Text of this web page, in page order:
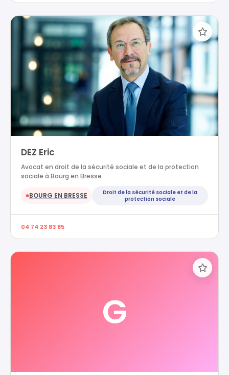
DEZ Eric
Avocat en droit de la sécurité sociale et de la protection
sociale à Bourg en Bresse
●BOURG EN BRESSE
Droit de la sécurité sociale et de la
protection sociale
04 74 23 83 85
G